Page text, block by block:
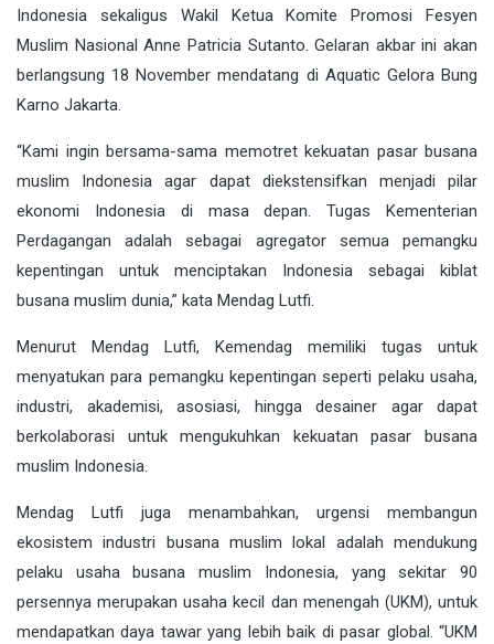
Indonesia sekaligus Wakil Ketua Komite Promosi Fesyen
Muslim Nasional Anne Patricia Sutanto. Gelaran akbar ini akan
berlangsung 18 November mendatang di Aquatic Gelora Bung
Karno Jakarta.
“Kami ingin bersama-sama memotret kekuatan pasar busana
muslim Indonesia agar dapat diekstensifkan menjadi pilar
ekonomi Indonesia di masa depan. Tugas Kementerian
Perdagangan adalah sebagai agregator semua pemangku
kepentingan untuk menciptakan Indonesia sebagai kiblat
busana muslim dunia,” kata Mendag Lutfi.
Menurut Mendag Lutfi, Kemendag memiliki tugas untuk
menyatukan para pemangku kepentingan seperti pelaku usaha,
industri, akademisi, asosiasi, hingga desainer agar dapat
berkolaborasi untuk mengukuhkan kekuatan pasar busana
muslim Indonesia.
Mendag Lutfi juga menambahkan, urgensi membangun
ekosistem industri busana muslim lokal adalah mendukung
pelaku usaha busana muslim Indonesia, yang sekitar 90
persennya merupakan usaha kecil dan menengah (UKM), untuk
mendapatkan daya tawar yang lebih baik di pasar global. “UKM